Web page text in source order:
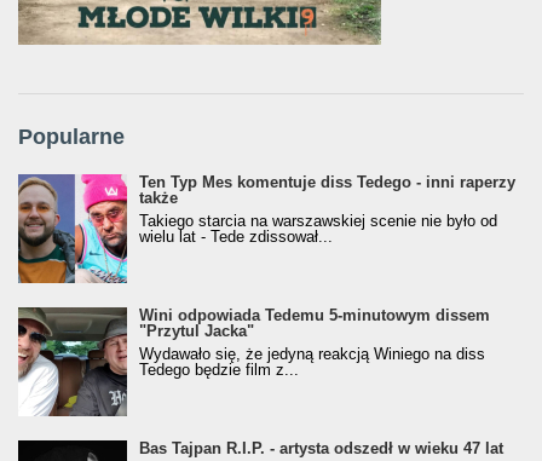
Popularne
Ten Typ Mes komentuje diss Tedego - inni raperzy
także
Takiego starcia na warszawskiej scenie nie było od
wielu lat - Tede zdissował...
Wini odpowiada Tedemu 5-minutowym dissem
"Przytul Jacka"
Wydawało się, że jedyną reakcją Winiego na diss
Tedego będzie film z...
Bas Tajpan R.I.P. - artysta odszedł w wieku 47 lat